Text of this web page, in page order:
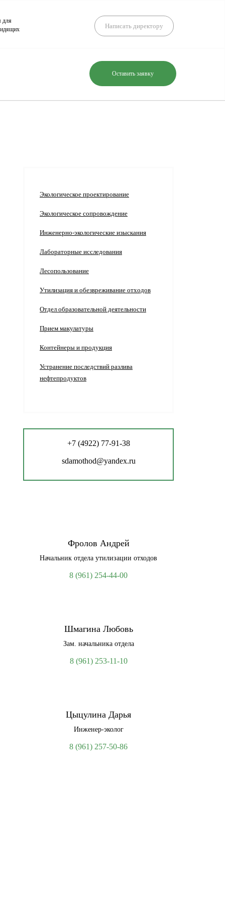
для
Написать директору
Оставить заявку
Экологическое проектирование
Экологическое сопровождение
Инженерно-экологические изыскания
Лабораторные исследования
Лесопользование
Утилизация и обезвреживание отходов
Отдел образовательной деятельности
Прием макулатуры
Контейнеры и продукция
Устранение последствий разлива
нефтепродуктов
+7 (4922) 77-91-38
sdamothod@yandex.ru
Фролов Андрей
Начальник отдела утилизации отходов
8 (961) 254-44-00
Шмагина Любовь
Зам. начальника отдела
8 (961) 253-11-10
Цыцулина Дарья
Инженер-эколог
8 (961) 257-50-86